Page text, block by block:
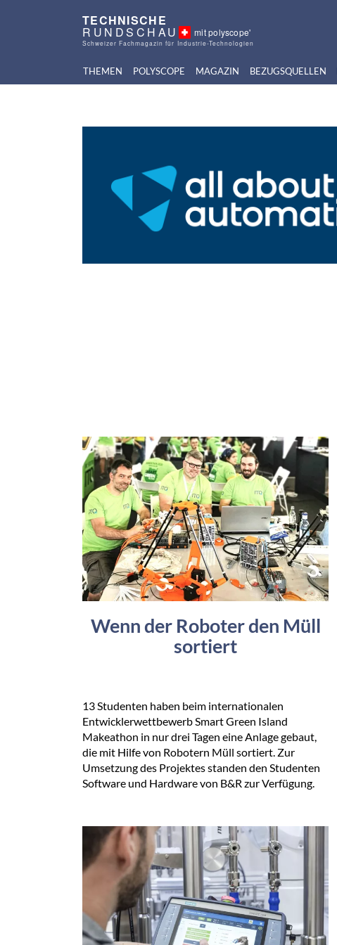
TECHNISCHE
RUNDSCHAU mit polyscope'
Schweizer Fachmagazin für Industrie-Technologien
THEMEN POLYSCOPE MAGAZIN BEZUGSQUELLEN
Wenn der Roboter den Müll
sortiert
13 Studenten haben beim internationalen
Entwicklerwettbewerb Smart Green Island
Makeathon in nur drei Tagen eine Anlage gebaut,
die mit Hilfe von Robotern Müll sortiert. Zur
Umsetzung des Projektes standen den Studenten
Software und Hardware von B&R zur Verfügung.